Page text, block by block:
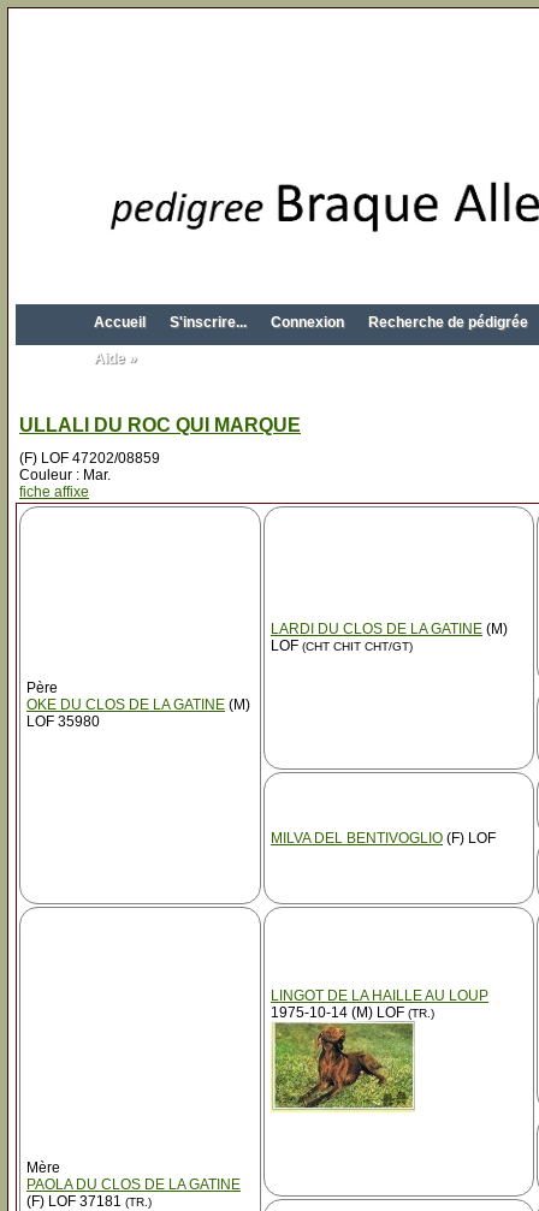
Accueil S'inscrire... Connexion Recherche de pédigrée
Aide »
ULLALI DU ROC QUI MARQUE
(F) LOF 47202/08859
Couleur : Mar.
fiche affixe
Père
OKE DU CLOS DE LA GATINE (M)
LOF 35980
LARDI DU CLOS DE LA GATINE (M)
LOF (CHT CHIT CHT/GT)
MILVA DEL BENTIVOGLIO (F) LOF
Mère
PAOLA DU CLOS DE LA GATINE
(F) LOF 37181 (TR.)
LINGOT DE LA HAILLE AU LOUP
1975-10-14 (M) LOF (TR.)